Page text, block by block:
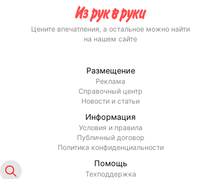
Цените впечатления, а остальное можно найти
на нашем сайте
Размещение
Реклама
Справочный центр
Новости и статьи
Информация
Условия и правила
Публичный договор
Политика конфиденциальности
Помощь
Техподдержка